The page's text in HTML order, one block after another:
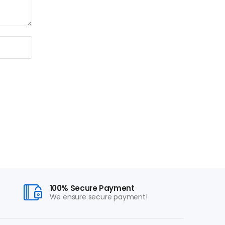
100% Secure Payment
We ensure secure payment!